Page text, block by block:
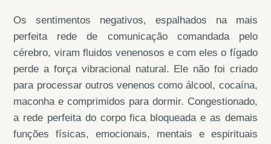
Os sentimentos negativos, espalhados na mais
perfeita rede de comunicação comandada pelo
cérebro, viram fluidos venenosos e com eles o fígado
perde a força vibracional natural. Ele não foi criado
para processar outros venenos como álcool, cocaína,
maconha e comprimidos para dormir. Congestionado,
a rede perfeita do corpo fica bloqueada e as demais
funções físicas, emocionais, mentais e espirituais